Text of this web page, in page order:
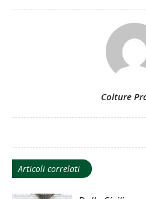
Colture
Articoli correlati